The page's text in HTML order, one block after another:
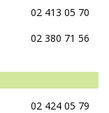
02 413 05 70
02 380 71 56
02 424 05 79